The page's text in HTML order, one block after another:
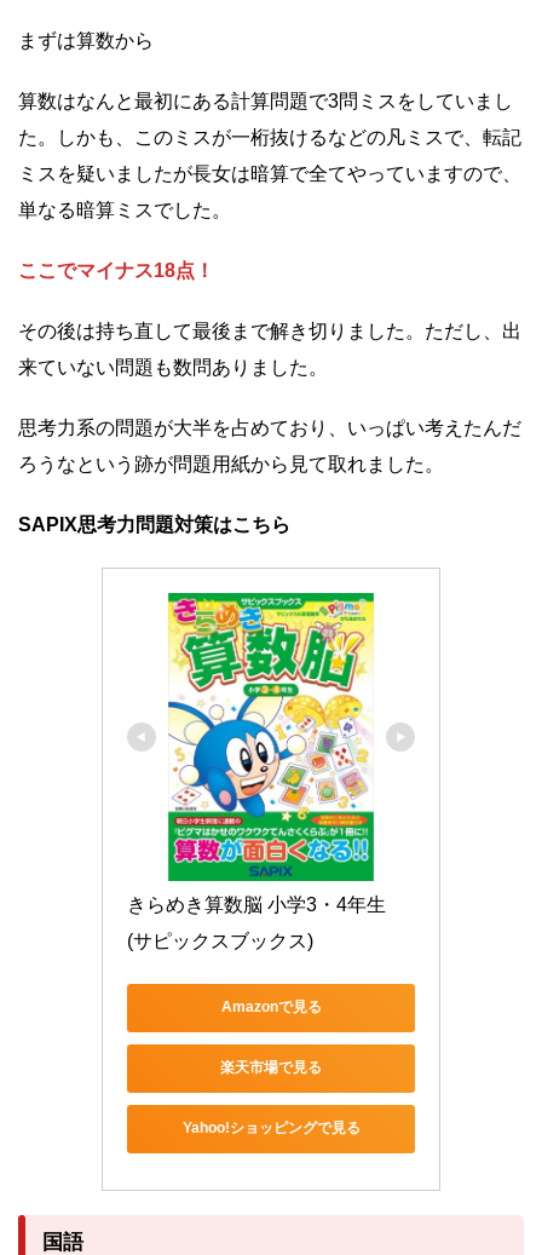
まずは算数から
算数はなんと最初にある計算問題で3問ミスをしていまし
た。しかも、このミスが一桁抜けるなどの凡ミスで、転記
ミスを疑いましたが長女は暗算で全てやっていますので、
単なる暗算ミスでした。
ここでマイナス18点！
その後は持ち直して最後まで解き切りました。ただし、出
来ていない問題も数問ありました。
思考力系の問題が大半を占めており、いっぱい考えたんだ
ろうなという跡が問題用紙から見て取れました。
SAPIX思考力問題対策はこちら
きらめき算数脳 小学3・4年生
(サピックスブックス)
Amazonで見る
楽天市場で見る
Yahoo!ショッピングで見る
国語